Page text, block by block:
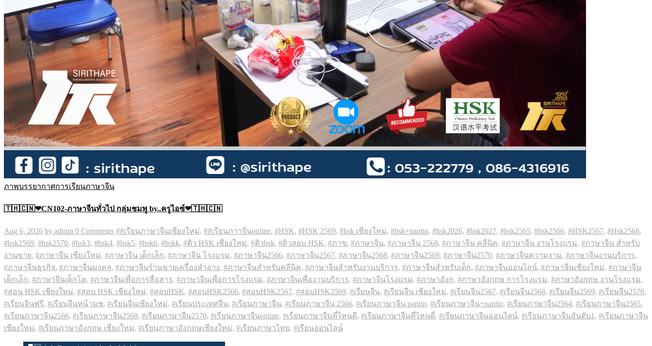
ภาพบรรยากาศการเรียนภาษาจีน
🇹🇭🇨🇳❤CN102-ภาษาจีนทั่วไป กลุ่มชมพู by..ครูไอซ์❤🇹🇭🇨🇳
Aug 6, 2026 by admin 0 Comments ##เรียนภาษาจีนเชียงใหม่, ##เรียนภาาจีนonline, #HSK, #HSK 2569, #hsk เชียงใหม่, #hsk+pantip, #hsk2026, #hsk2027, #hsk2565, #hsk2566, #HSK2567, #Hsk2568,
#hsk2569, #hsk2570, #hsk3, #hsk4, #hsk5, #hsk6, #hskk, #ติว HSK เชียงใหม่, #ติวhsk, #ติวสอบ HSK, #ภาฃ, #ภาษาจีน, #ภาษาจีน 2568, #ภาษาจีน คลีนิค, #ภาษาจีน งานโรงแรม, #ภาษาจีน สำหรับ
งานขาย, #ภาษาจีน เชียงใหม่, #ภาษาจีน เด็กเล็ก, #ภาษาจีน โรงแรม, #ภาษาจีน2566, #ภาษาจีน2567, #ภาษาจีน2568, #ภาษาจีน2569, #ภาษาจีน2570, #ภาษาจีนความงาม, #ภาษาจีนงานบริการ,
#ภาษาจีนธุรกิจ, #ภาษาจีนมงคล, #ภาษาจีนร้านขายเครื่องสำอาง, #ภาษาจีนสำหรับคลีนิค, #ภาษาจีนสำหรับงานบริการ, #ภาษาจีนสำหรับเด็ก, #ภาษาจีนออนไลน์, #ภาษาจีนเชียงใหม่, #ภาษาจีน
เด็กเล็ก, #ภาษาจีนเด็กโต, #ภาษาจีนเพื่อการสื่อสาร, #ภาษาจีนเพื่อการโรงแรม, #ภาษาจีนเพื่องานบริการ, #ภาษาจีนโรงแรม, #ภาษาอังก, #ภาษาอังกฤษ การโรงแรม, #ภาษาอังกฤษ งานโรงแรม,
#สอน HSK เชียงใหม่, #สอบ HSK เชียงใหม่, #สอบHSK, #สอบHSK2566, #สอบHSK2567, #สอบHSK2569, #เรียนจีน, #เรียนจีน เชียงใหม่, #เรียนจีน2567, #เรียนจีน2568, #เรียนจีน2569, #เรียนจีน2570,
#เรียนจีนฟรี, #เรียนจีนหน้ามช, #เรียนจีนเชียงใหม่, #เรียนประเทศจีน, #เรียนภาษาจีน, #เรียนภาษาจีน 2566, #เรียนภาษาจีน pantip, #เรียนภาษาจีน+pantip, #เรียนภาษาจีน2564, #เรียนภาษาจีน2565,
#เรียนภาษาจีน2566, #เรียนภาษาจีน2568, #เรียนภาษาจีน2570, #เรียนภาษาจีนonline, #เรียนภาษาจีนที่ไหนดี, #เรียนภาษาจีนที่ไหนดี่, #เรียนภาษาจีนออนไลน์, #เรียนภาษาจีนอันดับ1, #เรียนภาษาจีน
เชียงใหม่, #เรียนภาษาอังกฤษ เชียงใหม่, #เรียนภาษาอังกฤษเชียงใหม่, #เรียนภาษาไทย, #เรียนออนไลน์